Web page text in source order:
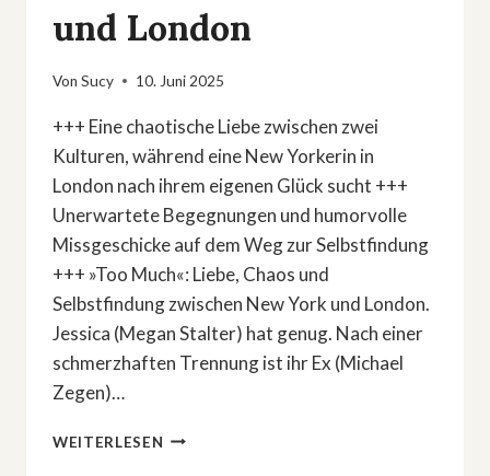
und London
Von Sucy 10. Juni 2025
+++ Eine chaotische Liebe zwischen zwei
Kulturen, während eine New Yorkerin in
London nach ihrem eigenen Glück sucht +++
Unerwartete Begegnungen und humorvolle
Missgeschicke auf dem Weg zur Selbstfindung
+++ »Too Much«: Liebe, Chaos und
Selbstfindung zwischen New York und London.
Jessica (Megan Stalter) hat genug. Nach einer
schmerzhaften Trennung ist ihr Ex (Michael
Zegen)…
WEITERLESEN »TOO